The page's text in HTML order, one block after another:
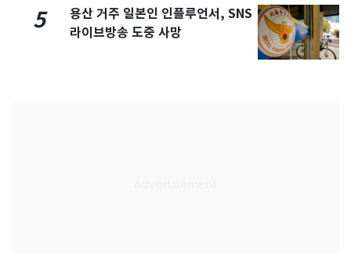
5
용산 거주 일본인 인플루언서, SNS
라이브방송 도중 사망